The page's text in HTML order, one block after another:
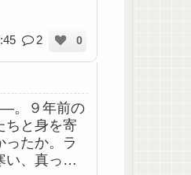
2 0
。９年前の
ちと身を寄
ったか。ラ
い、真っ暗